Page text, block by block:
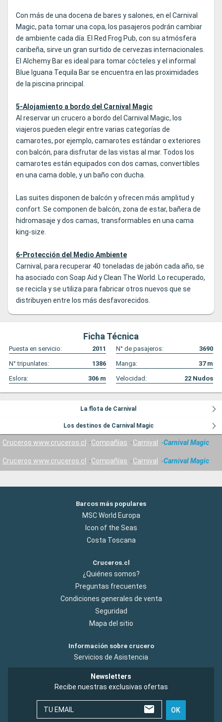
Con más de una docena de bares y salones, en el Carnival
Magic, pata tomar una copa, los pasajeros podrán cambiar
de ambiente cada día. El Red Frog Pub, con su atmósfera
caribeña, sirve un gran surtido de cervezas internacionales.
El Alchemy Bar es ideal para tomar cócteles y el informal
Blue Iguana Tequila Bar se encuentra en las proximidades
de la piscina principal.
5-Alojamiento a bordo del Carnival Magic
Al reservar un crucero a bordo del Carnival Magic, los
viajeros pueden elegir entre varias categorías de
camarotes, por ejemplo, camarotes estándar o exteriores
con balcón, para disfrutar de las vistas al mar. Todos los
camarotes están equipados con dos camas, convertibles
en una cama doble, y un baño con ducha.
Las suites disponen de balcón y ofrecen más amplitud y
confort. Se componen de balcón, zona de estar, bañera de
hidromasaje y dos camas, transformables en una cama
king-size.
6-Protección del Medio Ambiente
Carnival, para recuperar 40 toneladas de jabón cada año, se
ha asociado con Soap Aid y Clean The World. Lo recuperado,
se recicla y se utiliza para fabricar otros nuevos que se
distribuyen entre los más desfavorecidos.
Ficha Técnica
Puesta en servicio: 2011 N° de pasajeros:
3690
N° tripunlates:
1386 Manga: 37m
Eslora:
306 m Velocidad: 22 Nudos
La flota de Carnival
Los destinos de Carnival Magic
Cruceros www.cruceros.cl Compañías Carnival Carnival Magic
Cruceros www.cruceros.cl Compañías Carnival Carnival Magic
Barcos más populares
MSC World Europa
Icon of the Seas
Costa Toscana
Cruceros.cl
¿Quiénes somos?
Preguntas frecuentes
Condiciones generales de venta
Seguridad
Mapa del sitio
Información sobre crucero
Servicios de Asistencia
Newsletters
Recibe nuestras exclusivas ofertas
TU EMAIL OK